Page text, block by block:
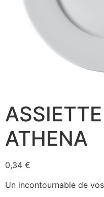
ATHENA
0,34 €
Un incontournable de